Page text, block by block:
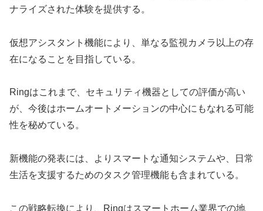
ナライズされた体験を提供する。
仮想アシスタント機能により、単なる監視カメラ以上の存
在になることを目指している。
Ringはこれまで、セキュリティ機器としての評価が高い
が、今後はホームオートメーションの中心にもなれる可能
性を秘めている。
新機能の発表には、よりスマートな通知システムや、日常
生活を支援するためのタスク管理機能も含まれている。
この戦略転換により、Ringはスマートホーム業界での地